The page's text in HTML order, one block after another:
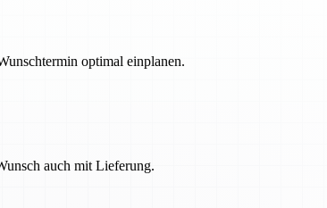
optimal einplanen.
auch mit Lieferung.